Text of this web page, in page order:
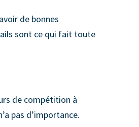
de bonnes
sont ce qui fait toute
de compétition à
pas d’importance.